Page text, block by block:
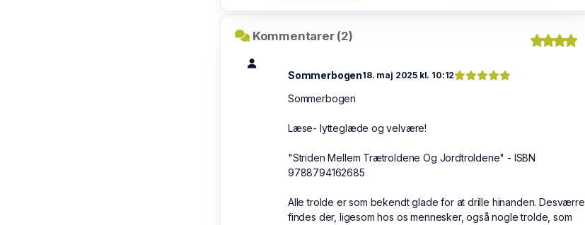
Kommentarer (2)
Sommerbogen18. maj 2025 kl. 10:12
Sommerbogen
Læse- lytteglæde og velvære!
"Striden Mellem Trætroldene Og Jordtroldene" - ISBN
9788794162685
Alle trolde er som bekendt glade for at drille hinanden. Desværre
findes der, ligesom hos os mennesker, også nogle trolde, som